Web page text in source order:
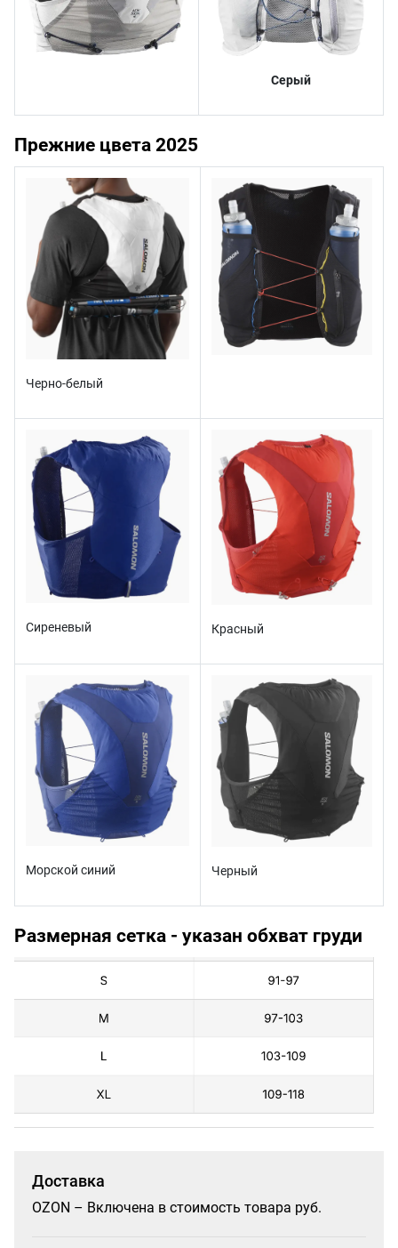
Серый
Прежние цвета 2025
Черно-белый
Сиреневый Красный
Морской синий Черный
Размерная сетка - указан обхват груди
Доставка
OZON – Включена в стоимость товара руб.